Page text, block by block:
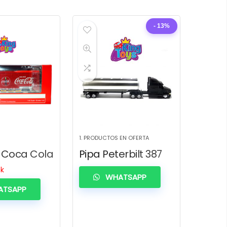
Cola
- 13%
1. PRODUCTOS EN OFERTA
Pipa Peterbilt 387
WHATSAPP